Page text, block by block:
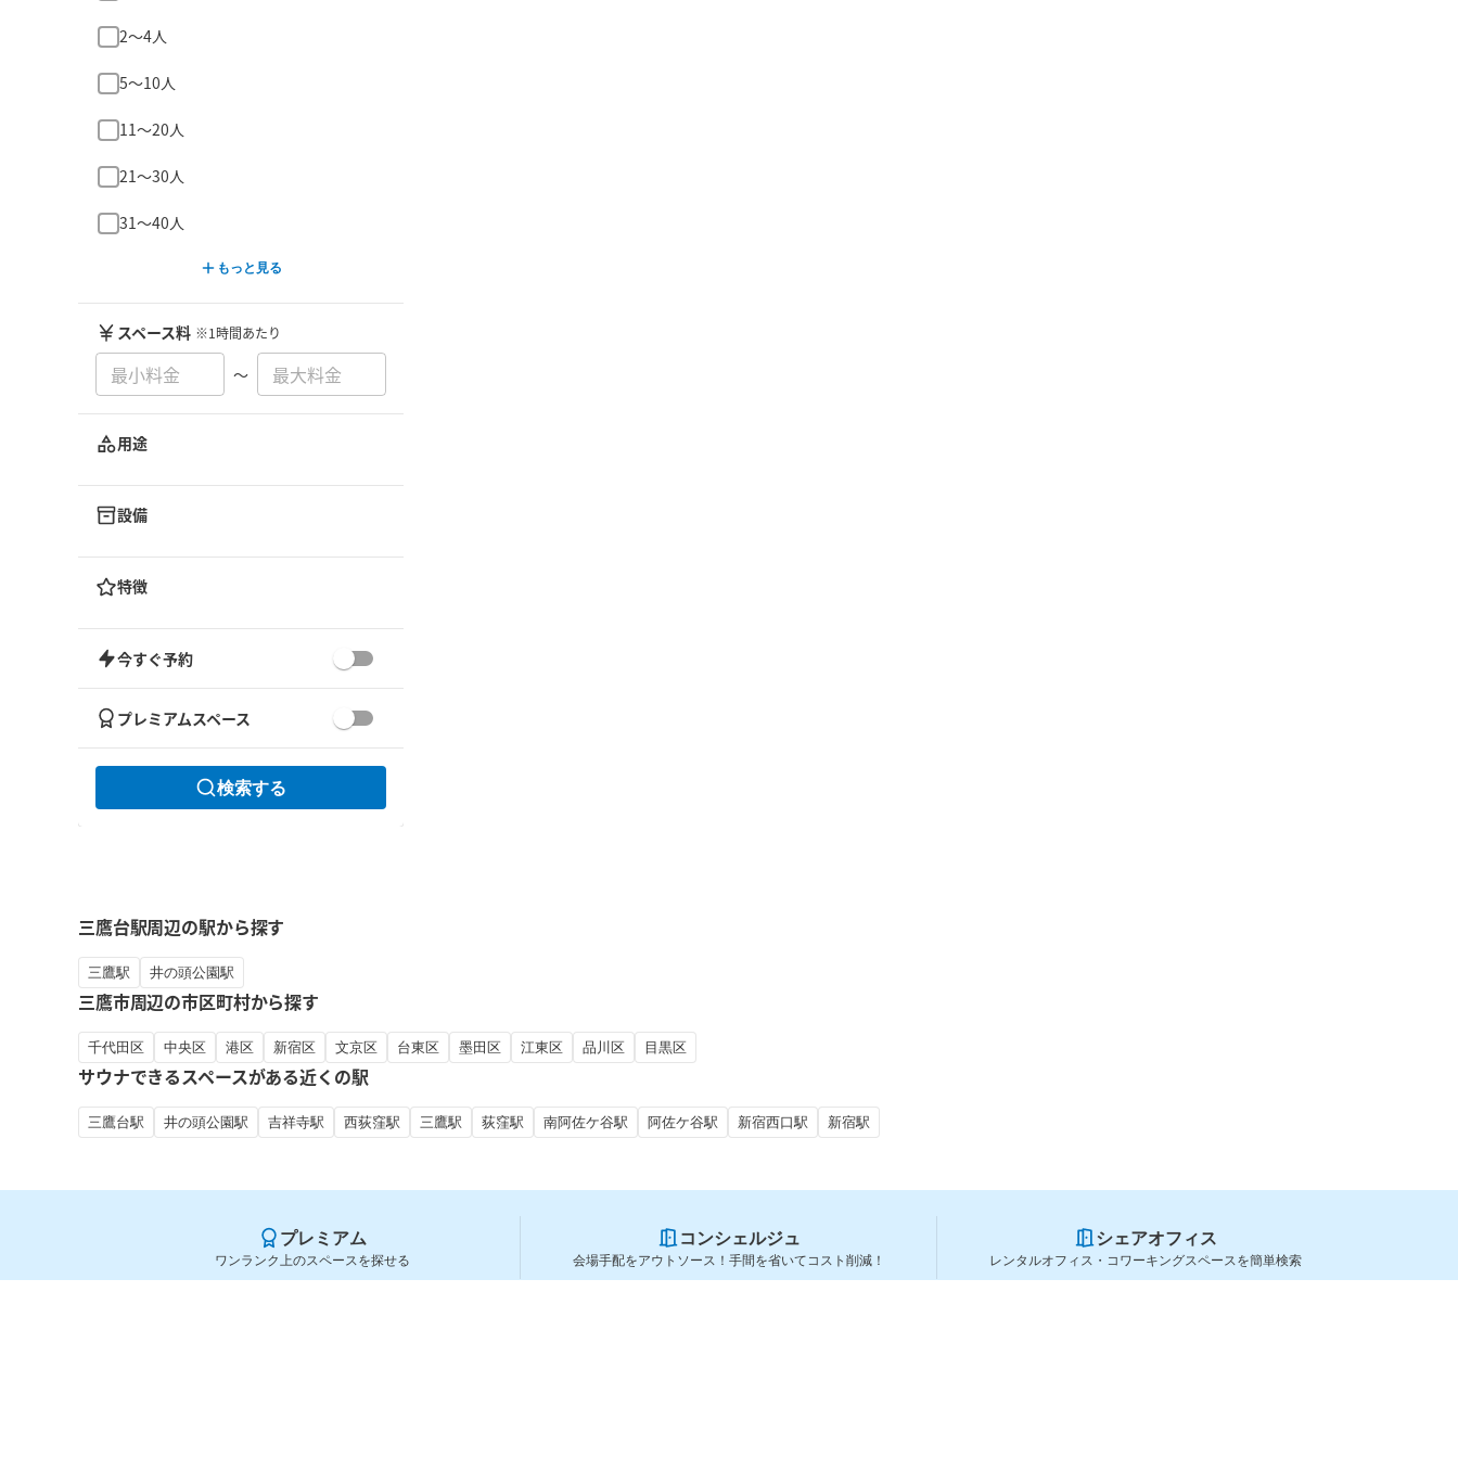
2〜4人
5〜10人
11〜20人
21〜30人
31〜40人
もっと見る
スペース料 ※1時間あたり
〜
用途
設備
特徴
今すぐ予約
プレミアムスペース
検索する
三鷹台駅周辺の駅から探す
三鷹駅 井の頭公園駅
三鷹市周辺の市区町村から探す
千代田区 中央区 港区 新宿区 文京区 台東区 墨田区 江東区 品川区 目黒区
サウナできるスペースがある近くの駅
三鷹台駅 井の頭公園駅 吉祥寺駅 西荻窪駅 三鷹駅 荻窪駅 南阿佐ケ谷駅 阿佐ケ谷駅 新宿西口駅 新宿駅
プレミアム
ワンランク上のスペースを探せる
コンシェルジュ
会場手配をアウトソース！手間を省いてコスト削減！
シェアオフィス
レンタルオフィス・コワーキングスペースを簡単検索